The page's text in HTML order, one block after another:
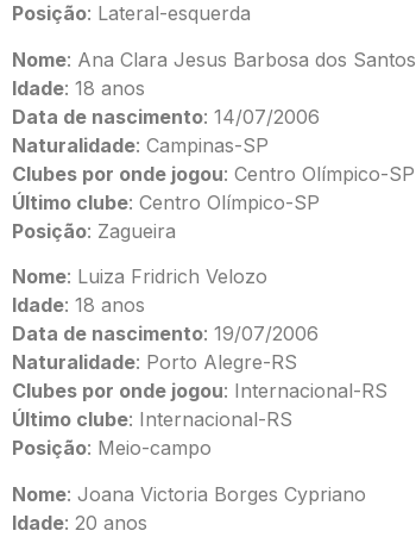
Posição: Lateral-esquerda
Nome: Ana Clara Jesus Barbosa dos Santos
Idade: 18 anos
Data de nascimento: 14/07/2006
Naturalidade: Campinas-SP
Clubes por onde jogou: Centro Olímpico-SP
Último clube: Centro Olímpico-SP
Posição: Zagueira
Nome: Luiza Fridrich Velozo
Idade: 18 anos
Data de nascimento: 19/07/2006
Naturalidade: Porto Alegre-RS
Clubes por onde jogou: Internacional-RS
Último clube: Internacional-RS
Posição: Meio-campo
Nome: Joana Victoria Borges Cypriano
Idade: 20 anos